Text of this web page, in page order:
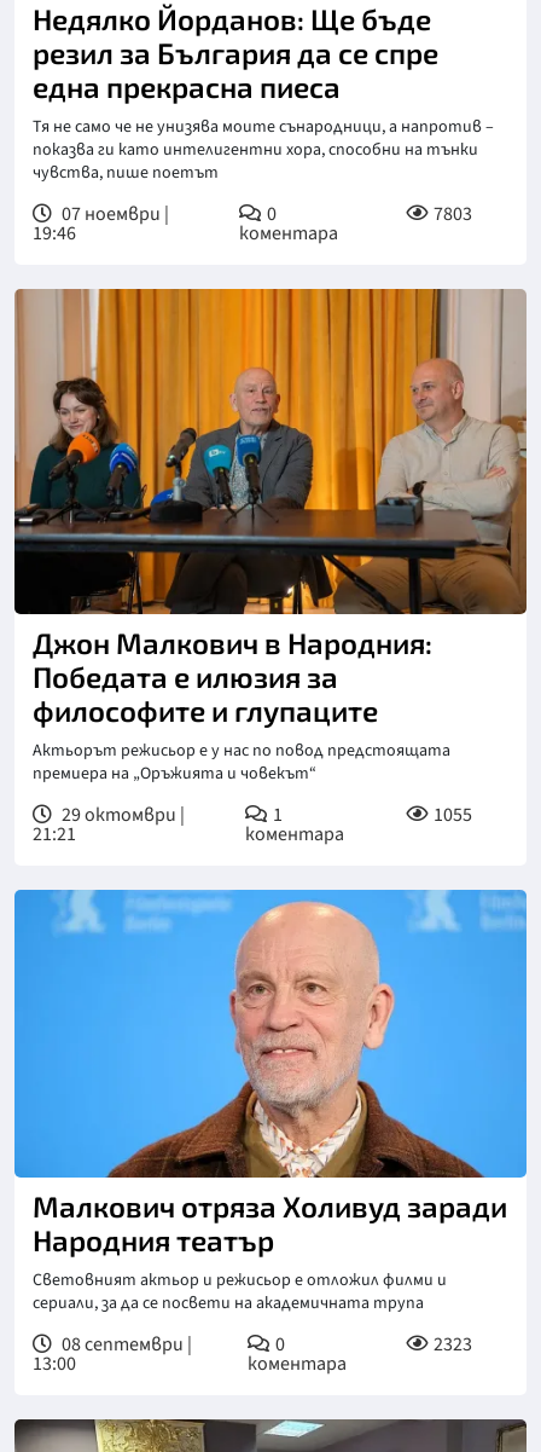
Недялко Йорданов: Ще бъде
резил за България да се спре
една прекрасна пиеса
Тя не само че не унизява моите сънародници, а напротив –
показва ги като интелигентни хора, способни на тънки
чувства, пише поетът
07 ноември |
19:46
0
коментара
7803
Снимка: Стефан Здравески
Джон Малкович в Народния:
Победата е илюзия за
философите и глупаците
Актьорът режисьор е у нас по повод предстоящата
премиера на „Оръжията и човекът“
29 октомври |
21:21
1
коментара
1055
Малкович отряза Холивуд заради
Народния театър
Световният актьор и режисьор е отложил филми и
сериали, за да се посвети на академичната трупа
08 септември |
13:00
0
коментара
2323